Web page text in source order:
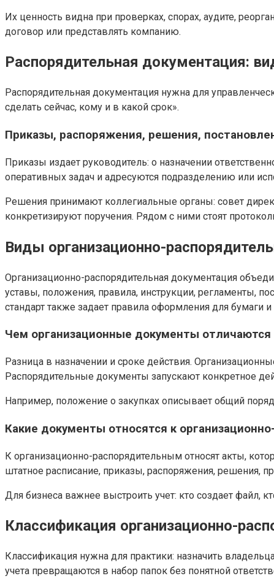
Их ценность видна при проверках, спорах, аудите,
договор или представлять компанию.
Распорядительная документация:
Распорядительная документация нужна для
сделать сейчас, кому и в какой срок».
Приказы, распоряжения, решения,
Приказы издает руководитель: о назначении
оперативных задач и адресуются подразделению или
Решения принимают коллегиальные органы: совет
конкретизируют поручения. Рядом с ними стоят
Виды организационно-
Организационно-распорядительная документация
уставы, положения, правила, инструкции, регламенты,
стандарт также задает правила оформления для бумаги и
Чем организационные документы
Разница в назначении и сроке действия.
Распорядительные документы запускают конкретное
Например, положение о закупках описывает общий
Какие документы относятся к
К организационно-распорядительным относят акты,
штатное расписание, приказы, распоряжения, решения,
Для бизнеса важнее выстроить учет: кто создает файл,
Классификация организационно-
Классификация нужна для практики: назначить
учета превращаются в набор папок без понятной